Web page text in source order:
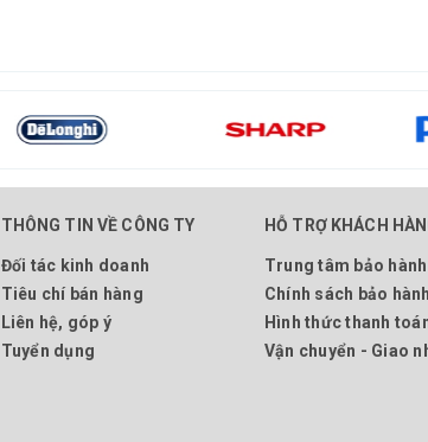
THÔNG TIN VỀ CÔNG TY
Đối tác kinh doanh
Tiêu chí bán hàng
Liên hệ, góp ý
Tuyển dụng
HỖ TRỢ KHÁCH
Trung tâm bảo hành
Chính sách bảo hành
Hình thức thanh
Vận chuyển - Giao